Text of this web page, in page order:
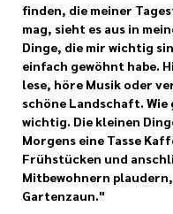
finden, die meiner
mag, sieht es aus in
Dinge, die mir wichtig
einfach gewöhnt habe.
lese, höre Musik oder
schöne Landschaft.
wichtig. Die kleinen
Morgens eine Tasse
Frühstücken und
Mitbewohnern
Gartenzaun."